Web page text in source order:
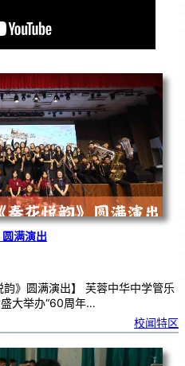
满演出
韵》圆满演出】 芙蓉中华中学管乐
大举办“60周年…
校闻特区